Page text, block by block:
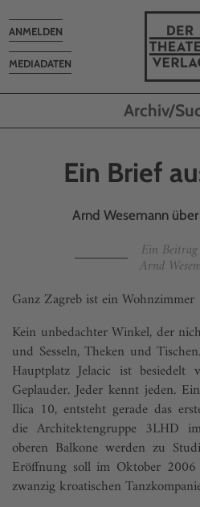
MEDIADATEN
Toggle
navigation
ANMELDEN
Archiv/
Ein Brief
Arnd Wesemann
Ein
Arnd
Ganz Zagreb ist ein Wohnzimmer
Kein unbedachter Winkel, der
und Sesseln, Theken und
Hauptplatz Jelacic ist besiedelt
Geplauder. Jeder kennt jeden.
Ilica 10, entsteht gerade das
die Architektengruppe 3LHD
oberen Balkone werden zu
Eröffnung soll im Oktober
zwanzig kroatischen